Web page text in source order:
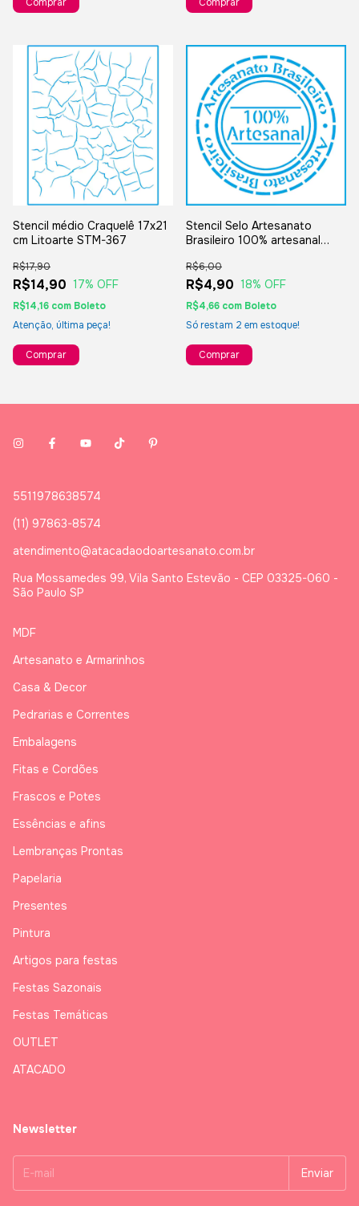
Stencil médio Craquelê 17x21
cm Litoarte STM-367
R$14,90
R$17,90
17% OFF
R$14,16 com Boleto
Atenção, última peça!
Stencil Selo Artesanato
Brasileiro 100% artesanal
R$4,90
R$6,00
18% OFF
R$4,66 com Boleto
Só restam 2 em estoque!
5511978638574
(11) 97863-8574
atendimento@atacadaodoartesanato.com.br
Rua Mossamedes 99, Vila Santo Estevão - CEP 03325-060 -
São Paulo SP
MDF
Artesanato e Armarinhos
Casa & Decor
Pedrarias e Correntes
Embalagens
Fitas e Cordões
Frascos e Potes
Essências e afins
Lembranças Prontas
Papelaria
Presentes
Pintura
Artigos para festas
Festas Sazonais
Festas Temáticas
OUTLET
ATACADO
Newsletter